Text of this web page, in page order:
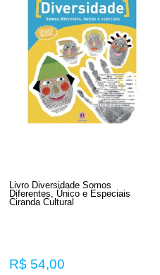
Livro Diversidade Somos
Diferentes, Único e Especiais
Ciranda Cultural
R$ 54,00